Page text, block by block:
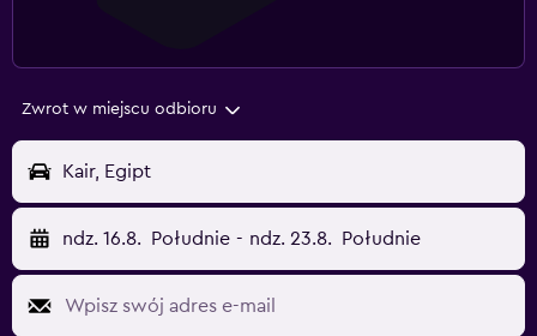
Zwrot w miejscu odbioru
Kair, Egipt
ndz. 16.8. Południe - ndz. 23.8. Południe